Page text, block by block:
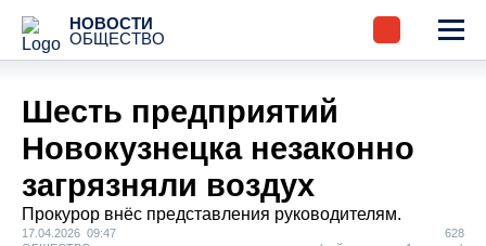
НОВОСТИ
ОБЩЕСТВО
Шесть предприятий
Новокузнецка незаконно
загрязняли воздух
Прокурор внёс представления руководителям.
17.04.2026 09:47
628